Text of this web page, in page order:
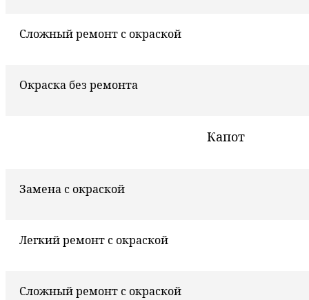
Сложный ремонт с окраской
Окраска без ремонта
Капот
Замена с окраской
Легкий ремонт с окраской
Сложный ремонт с окраской